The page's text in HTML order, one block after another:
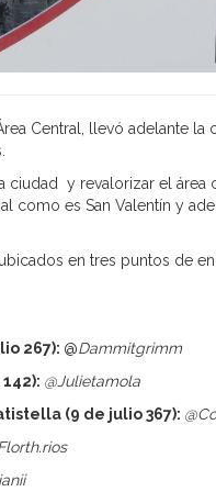
Central, llevó adelante la
y revalorizar el área
como es San Valentín y
en tres puntos de
267): @Dammitgrimm
: @Julietamola
(9 de julio 367):